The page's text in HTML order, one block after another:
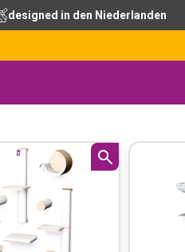
designed in den Niederlanden